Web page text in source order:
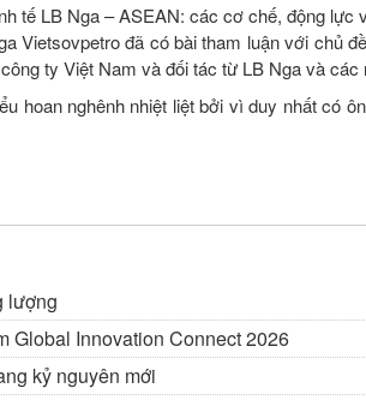
tế LB Nga – ASEAN: các cơ chế, động lực
Vietsovpetro đã có bài tham luận với chủ
ty Việt Nam và đối tác từ LB Nga và các
hoan nghênh nhiệt liệt bởi vì duy nhất có
lượng
Global Innovation Connect 2026
kỷ nguyên mới